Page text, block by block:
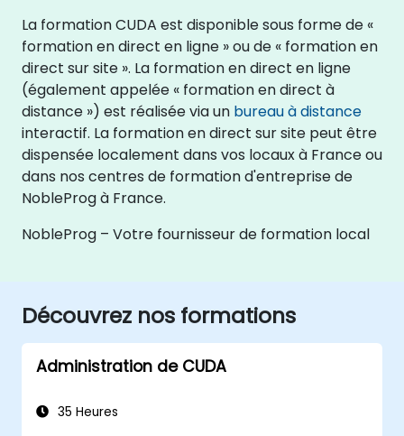
La formation CUDA est disponible sous forme de «
formation en direct en ligne » ou de « formation en
direct sur site ». La formation en direct en ligne
(également appelée « formation en direct à
distance ») est réalisée via un bureau à distance
interactif. La formation en direct sur site peut être
dispensée localement dans vos locaux à France ou
dans nos centres de formation d'entreprise de
NobleProg à France.
NobleProg – Votre fournisseur de formation local
Découvrez nos formations
Administration de CUDA
35 Heures